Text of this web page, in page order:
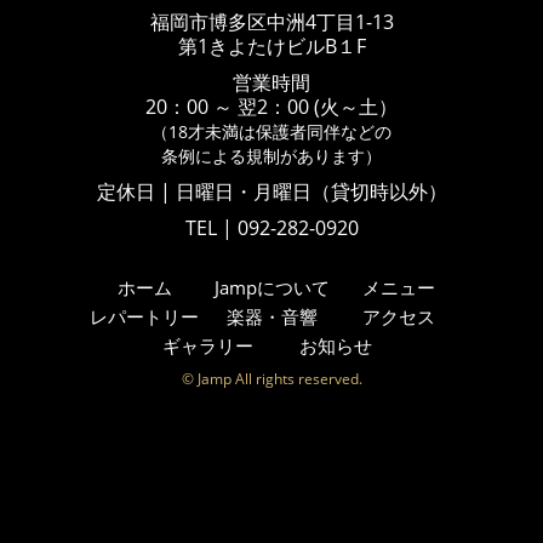
福岡市博多区中洲4丁目1-13
第1きよたけビルB１F
営業時間
20：00 ～ 翌2：00 (火～土）
（18才未満は保護者同伴などの
条例による規制があります）
定休日 | 日曜日・月曜日（貸切時以外）
TEL | 092-282-0920
ホーム Jampについて
メニュー
レパートリー
楽器・音響
アクセス
ギャラリー
お知らせ
© Jamp All rights reserved.